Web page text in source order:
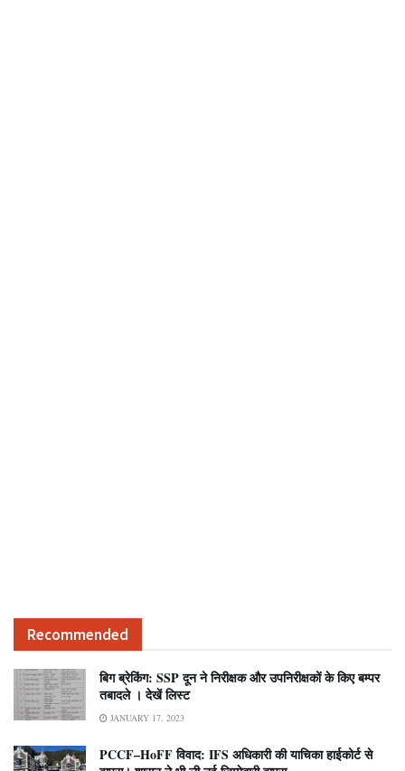
Recommended
बिग ब्रेकिंग: SSP दून ने निरीक्षक और उपनिरीक्षकों के किए बम्पर
तबादले । देखें लिस्ट
JANUARY 17, 2023
PCCF–HoFF विवाद: IFS अधिकारी की याचिका हाईकोर्ट से